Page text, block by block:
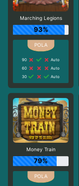
Marching Legions
93%
90
Auto
60
Auto
30
Auto
Money Train
79%